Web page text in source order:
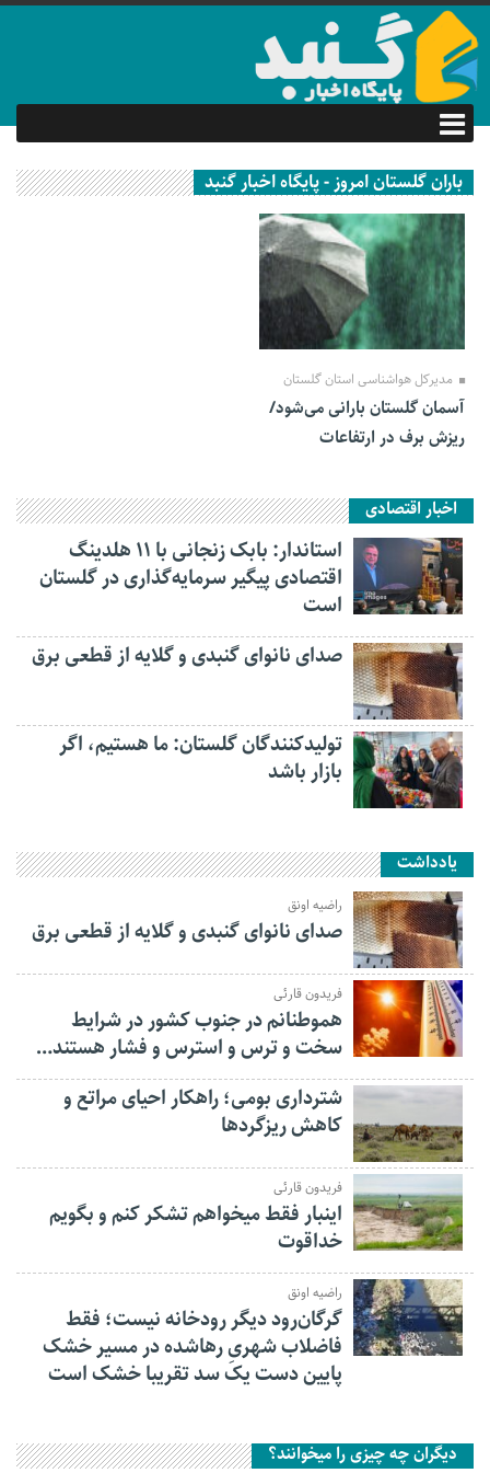
باران گلستان امروز - پایگاه اخبار گنبد
02 آبان 1401
مدیرکل هواشناسی استان گلستان
آسمان گلستان بارانی می‌شود/
ریزش برف در ارتفاعات
اخبار اقتصادی
استاندار: بابک زنجانی با ۱۱ هلدینگ
اقتصادی پیگیر سرمایه‌گذاری در گلستان
است
صدای نانوای گنبدی و گلایه از قطعی برق
تولیدکنندگان گلستان: ما هستیم، اگر
بازار باشد
یادداشت
راضیه اونق
صدای نانوای گنبدی و گلایه از قطعی برق
فریدون قارئی
هموطنانم در جنوب کشور در شرایط
سخت و ترس و استرس و فشار هستند…
شترداری بومی؛ راهکار احیای مراتع و
کاهش ریزگردها
فریدون قارئی
اینبار فقط میخواهم تشکر کنم و بگویم
خداقوت
راضیه اونق
گرگان‌رود دیگر رودخانه نیست؛ فقط
فاضلاب شهریِ رهاشده در مسیر خشک
پایین دست یک سد تقریبا خشک است
دیگران چه چیزی را میخوانند؟